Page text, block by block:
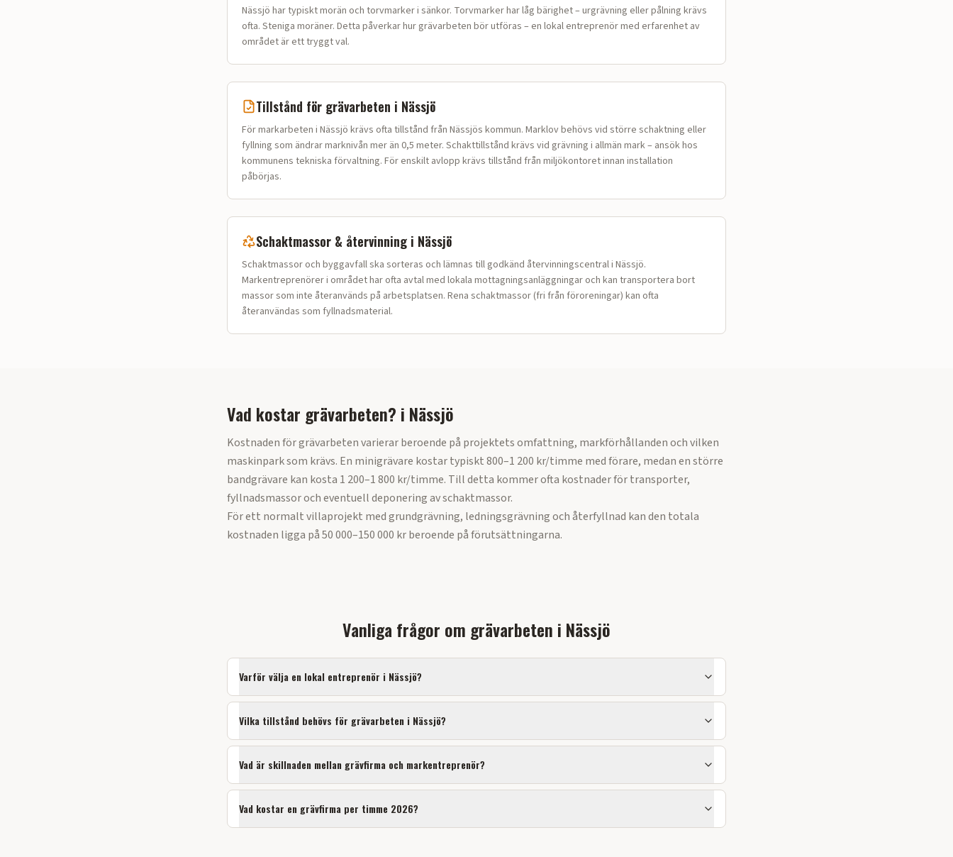
Nässjö har typisktmorän och torvmarker i sänkor. Torvmarker har låg bärighet – urgrävning eller pålning krävs
ofta. Steniga moräner. Detta påverkar hur grävarbeten bör utföras – en lokal entreprenör med erfarenhet av
området är ett tryggt val.
Tillstånd för grävarbeten i Nässjö
För markarbeten i Nässjö krävs ofta tillstånd från Nässjös kommun. Marklov behövs vid större schaktning eller
fyllning som ändrar marknivån mer än 0,5 meter. Schakttillstånd krävs vid grävning i allmän mark – ansök hos
kommunens tekniska förvaltning. För enskilt avlopp krävs tillstånd från miljökontoret innan installation
påbörjas.
Schaktmassor & återvinning i Nässjö
Schaktmassor och bygg­avfall ska sorteras och lämnas till godkänd återvinningscentral i Nässjö.
Markentreprenörer i området har ofta avtal med lokala mottagningsanläggningar och kan transportera bort
massor som inte återanvänds på arbetsplatsen. Rena schaktmassor (fri från föroreningar) kan ofta
återanvändas som fyllnadsmaterial.
Vad kostar grävarbeten? i Nässjö
Kostnaden för grävarbeten varierar beroende på projektets omfattning, markförhållanden och vilken
maskinpark som krävs. En minigrävare kostar typiskt 800–1 200 kr/timme med förare, medan en större
bandgrävare kan kosta 1 200–1 800 kr/timme. Till detta kommer ofta kostnader för transporter,
fyllnadsmassor och eventuell deponering av schaktmassor.
För ett normalt villaprojekt med grundgrävning, ledningsgrävning och återfyllnad kan den totala
kostnaden ligga på 50 000–150 000 kr beroende på förutsättningarna.
Vanliga frågor om grävarbeten i Nässjö
Varför välja en lokal entreprenör i Nässjö?
Vilka tillstånd behövs för grävarbeten i Nässjö?
Vad är skillnaden mellan grävfirma och markentreprenör?
Vad kostar en grävfirma per timme 2026?